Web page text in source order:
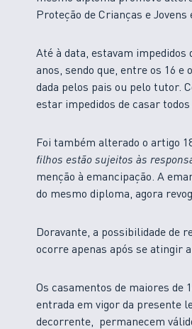
Proteção de Crianças e Jovens
Até à data, estavam
anos, sendo que, entre os 16 e
dada pelos pais ou pelo tutor.
estar impedidos de casar
Foi também alterado o artigo
filhos estão sujeitos às
menção à emancipação. A
do mesmo diploma, agora
Doravante, a possibilidade de
ocorre apenas após se atingir
Os casamentos de maiores de
entrada em vigor da presente
decorrente, permanecem